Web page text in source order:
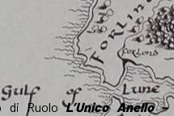
di RuoloL’Unico Anello –